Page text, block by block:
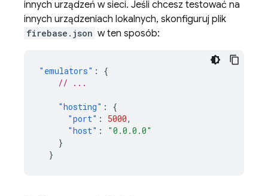
innych urządzeń w sieci. Jeśli chcesz testować na
innych urządzeniach lokalnych, skonfiguruj plik
firebase.json w ten sposób:
"emulators" :
{
// ...
"hosting" :
{
"port" : 5000,
"host" :
"0.0.0.0"
}
}